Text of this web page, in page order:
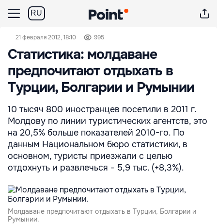
RU
21 февраля 2012, 18:10 995
Статистика: молдаване
предпочитают отдыхать в
Турции, Болгарии и Румынии
10 тысяч 800 иностранцев посетили в 2011 г.
Молдову по линии туристических агентств, это
на 20,5% больше показателей 2010-го. По
данным Национальном бюро статистики, в
основном, туристы приезжали с целью
отдохнуть и развлечься - 5,9 тыс. (+8,3%).
Молдаване предпочитают отдыхать в Турции, Болгарии и
Румынии.